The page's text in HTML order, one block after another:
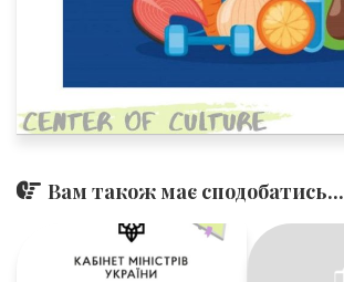
Вам також має сподобатись...